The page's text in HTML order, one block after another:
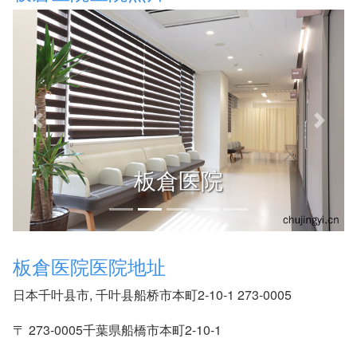
板倉医院
Previous slide Next
板倉医院医院地址
日本千叶县市, 千叶县船桥市本町2-10-1 273-0005
〒 273-0005千葉県船橋市本町2-10-1